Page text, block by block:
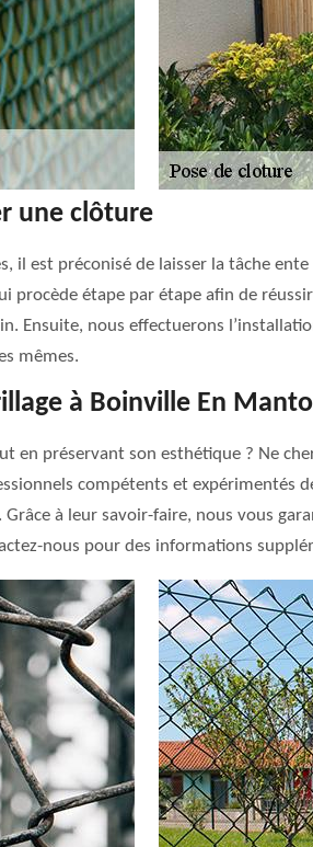
une clôture
il est préconisé de laisser la tâche
procède étape par étape afin de
Ensuite, nous effectuerons
mêmes.
à Boinville En
en préservant son esthétique ? Ne
compétents et expérimentés
à leur savoir-faire, nous vous
nous pour des informations